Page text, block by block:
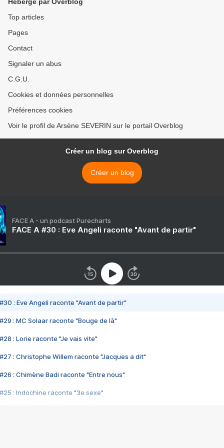
Top articles
Pages
Contact
Signaler un abus
C.G.U.
Cookies et données personnelles
Préférences cookies
Voir le profil de Arsène SEVERIN sur le portail Overblog
Créer un blog sur Overblog
Créer un blog
FACE A - un podcast Purecharts
FACE A #30 : Eve Angeli raconte "Avant de partir"
#30 : Eve Angeli raconte "Avant de partir"
#29 : MC Solaar raconte "Bouge de là"
#28 : Lorie raconte "Je vais vite"
#27 : Christophe Willem raconte "Jacques a dit"
#26 : Chimène Badi raconte "Entre nous"
#25 : Indochine raconte "3e sexe"